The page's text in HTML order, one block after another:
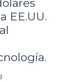
EE.UU.